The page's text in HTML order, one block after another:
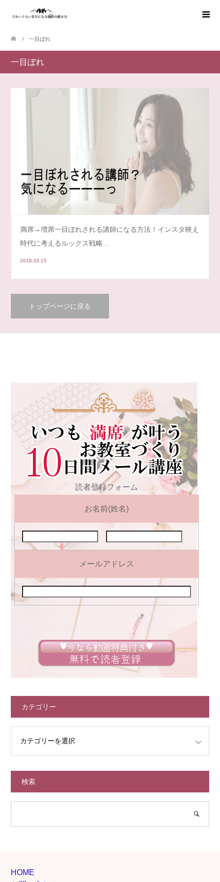
一目ぼれ
一目ぼれ
満席→増席一目ぼれされる講師になる方法！インスタ映え
時代に考えるルックス戦略…
2018.03.15
トップページに戻る
読者登録フォーム
お名前(姓名)
メールアドレス
カテゴリー
検索
HOME